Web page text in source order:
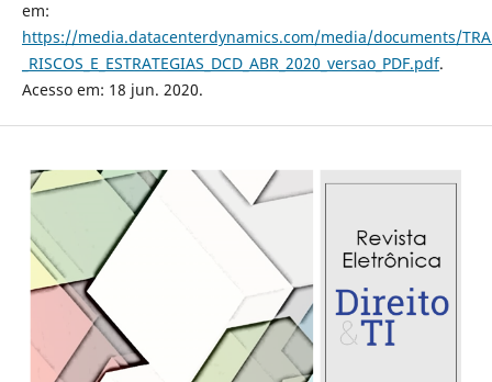
em:
https://media.datacenterdynamics.com/media/documents/
_RISCOS_E_ESTRATEGIAS_DCD_ABR_2020_versao_PDF.pdf.
Acesso em: 18 jun. 2020.